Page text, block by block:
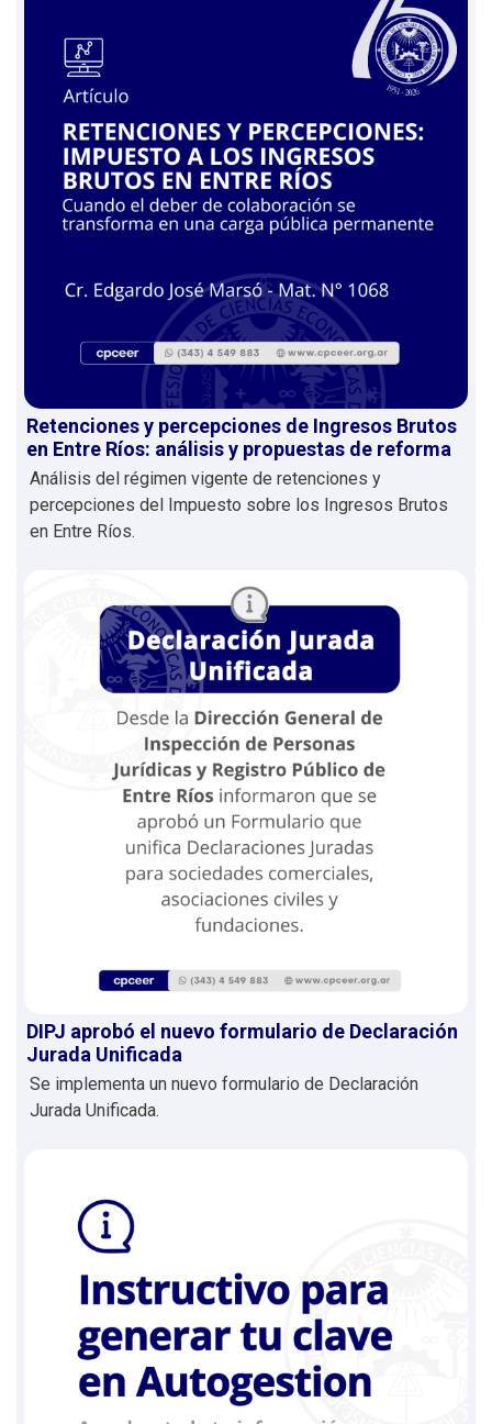
Retenciones y percepciones de Ingresos Brutos
en Entre Ríos: análisis y propuestas de reforma
Análisis del régimen vigente de retenciones y
percepciones del Impuesto sobre los Ingresos Brutos
en Entre Ríos.
DIPJ aprobó el nuevo formulario de Declaración
Jurada Unificada
Se implementa un nuevo formulario de Declaración
Jurada Unificada.